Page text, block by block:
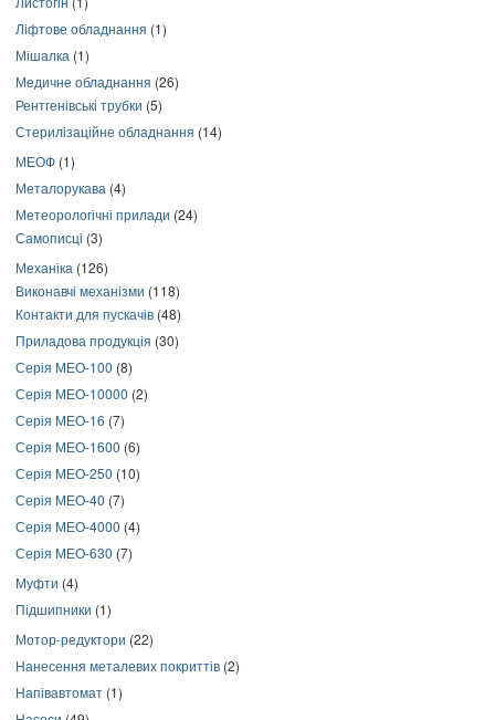
Ліфтове обладнання (1)
Мішалка (1)
Медичне обладнання (26)
Рентгенівські трубки (5)
Стерилізаційне обладнання (14)
МЕОФ (1)
Металорукава (4)
Метеорологічні прилади (24)
Самописці (3)
Механіка (126)
Виконавчі механізми (118)
Контакти для пускачів (48)
Приладова продукція (30)
Серія МЕО-100 (8)
Серія МЕО-10000 (2)
Серія МЕО-16 (7)
Серія МЕО-1600 (6)
Серія МЕО-250 (10)
Серія МЕО-40 (7)
Серія МЕО-4000 (4)
Серія МЕО-630 (7)
Муфти (4)
Підшипники (1)
Мотор-редуктори (22)
Нанесення металевих покриттів (2)
Напівавтомат (1)